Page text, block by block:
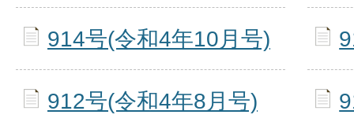
914号(令和4年10月号)
912号(令和4年8月号)